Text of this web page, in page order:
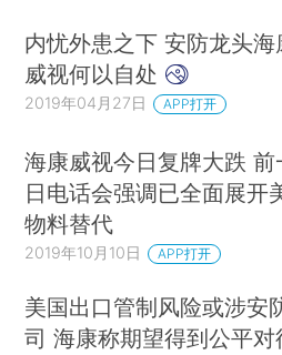
内忧外患之下 安防龙头海
威视何以自处
2019年04月27日 APP打开
海康威视今日复牌大跌 前
日电话会强调已全面展开
物料替代
2019年10月10日 APP打开
美国出口管制风险或涉安
司 海康称期望得到公平对